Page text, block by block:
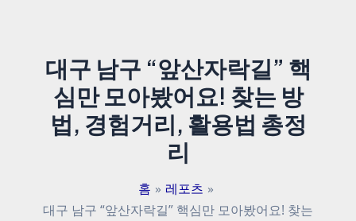
대구 남구 “앞산자락길” 핵
심만 모아봤어요! 찾는 방
법, 경험거리, 활용법 총정
리
홈
레포츠
대구 남구 “앞산자락길” 핵심만 모아봤어요! 찾는